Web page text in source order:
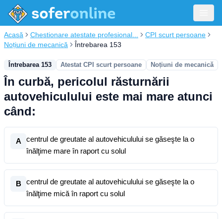
Acasă Chestionare atestate profesional...
CPI scurt persoane
Noțiuni de mecanică
Întrebarea 153
Întrebarea 153 Atestat CPI scurt persoane Noțiuni de mecanică
În curbă, pericolul răsturnării
autovehiculului este mai mare atunci
când:
A
centrul de greutate al autovehiculului se găseşte la o
înălţime mare în raport cu solul
B
centrul de greutate al autovehiculului se găseşte la o
înălţime mică în raport cu solul